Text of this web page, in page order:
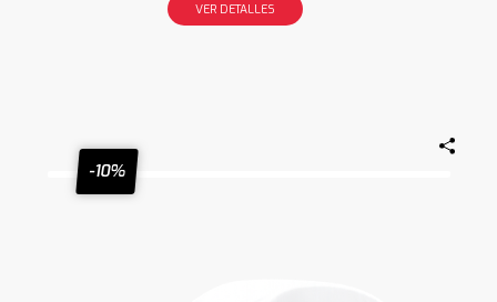
VER DETALLES
-10%